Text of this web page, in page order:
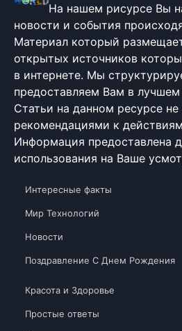
На нашем рисурсе Вы
новости и события
Материал который
открытых источников
в интернете. Мы
предоставляем Вам в лучшем
Статьи на данном ресурсе не
рекомендациями к
Информация предоставлена
использования на Ваше
Интересные факты
Мир Технологий
Новости
Поздравление С Днем Рождения
Красота и Здоровье
Простые ответы